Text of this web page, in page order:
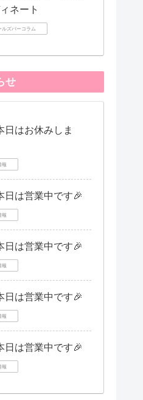
ネート
ルズバーコラム
せ
はお休みしま
報
は営業中です🎉
報
は営業中です🎉
報
は営業中です🎉
報
は営業中です🎉
報